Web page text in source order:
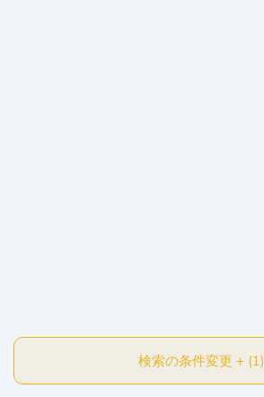
検索の条件変更 + (1)